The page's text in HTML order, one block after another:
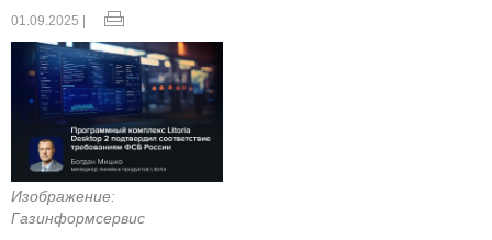
01.09.2025 |
Изображение:
Газинформсервис